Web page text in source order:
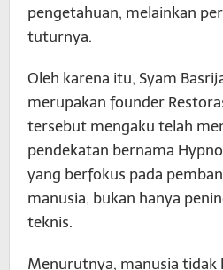
pengetahuan, melainkan
tuturnya.
Oleh karena itu, Syam
merupakan founder
tersebut mengaku telah
pendekatan bernama
yang berfokus pada
manusia, bukan hanya
teknis.
Menurutnya, manusia tidak